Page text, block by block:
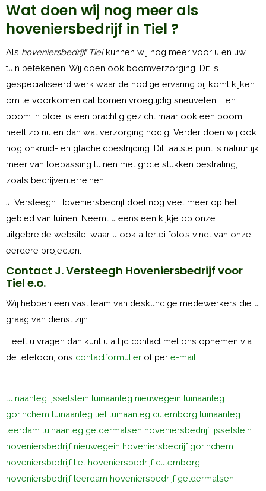
Wat doen wij nog meer als
hoveniersbedrijf in Tiel ?
Als hoveniersbedrijf Tielkunnen wij nog meer voor u en uw
tuin betekenen. Wij doen ook boomverzorging. Dit is
gespecialiseerd werk waar de nodige ervaring bij komt kijken
om te voorkomen dat bomen vroegtijdig sneuvelen. Een
boom in bloei is een prachtig gezicht maar ook een boom
heeft zo nu en dan wat verzorging nodig. Verder doen wij ook
nog onkruid- en gladheidbestrijding. Dit laatste punt is natuurlijk
meer van toepassing tuinen met grote stukken bestrating,
zoals bedrijventerreinen.
J. Versteegh Hoveniersbedrijf doet nog veel meer op het
gebied van tuinen. Neemt u eens een kijkje op onze
uitgebreide website, waar u ook allerlei foto’s vindt van onze
eerdere projecten.
Contact J. Versteegh Hoveniersbedrijf voor
Tiel e.o.
Wij hebben een vast team van deskundige medewerkers die u
graag van dienst zijn.
Heeft u vragen dan kunt u altijd contact met ons opnemen via
de telefoon, ons contactformulier of per e-mail
tuinaanleg ijsselstein tuinaanleg nieuwegein tuinaanleg
gorinchem tuinaanleg tiel tuinaanleg culemborg tuinaanleg
leerdam tuinaanleg geldermalsen hoveniersbedrijf ijsselstein
hoveniersbedrijf nieuwegein hoveniersbedrijf gorinchem
hoveniersbedrijf tiel hoveniersbedrijf culemborg
hoveniersbedrijf leerdam hoveniersbedrijf geldermalsen